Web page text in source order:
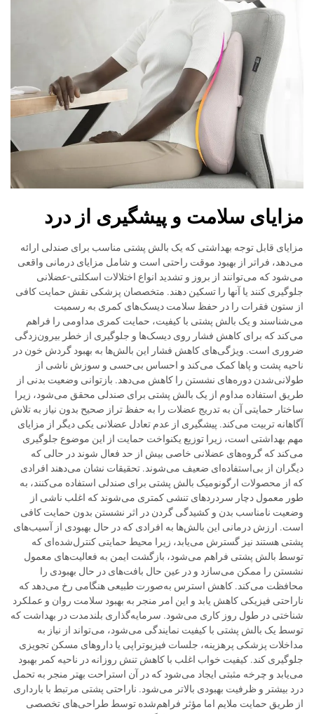
مزایای سلامت و پیشگیری از درد
مزایای قابل توجه بهداشتی که یک بالش پشتی مناسب برای صندلی ارائه
می‌دهد، فراتر از بهبود موقت راحتی است و شامل مزایای درمانی واقعی
می‌شود که می‌توانند از بروز و تشدید انواع اختلالات اسکلتی-عضلانی
جلوگیری کنند یا آنها را تسکین دهند. متخصصان پزشکی نقش حمایت کافی
از ستون فقرات را در حفظ سلامت دیسک‌های کمری به رسمیت
می‌شناسند و یک بالش پشتی با کیفیت، حمایت کمری مداومی را فراهم
می‌کند که برای کاهش فشار روی دیسک‌ها و جلوگیری از خطر بیرون‌زدگی
ضروری است. ویژگی‌های کاهش فشار این بالش‌ها به بهبود گردش خون در
ناحیه پشت و پاها کمک می‌کند و احساس بی‌حسی و سوزش ناشی از
طولانی‌شدن دوره‌های نشستن را کاهش می‌دهد. بازتوانی وضعیت بدنی از
طریق استفاده مداوم از یک بالش پشتی برای صندلی محقق می‌شود، زیرا
ساختار حمایتی آن به تدریج عضلات را به حفظ تراز صحیح بدون نیاز به تلاش
آگاهانه تربیت می‌کند. پیشگیری از عدم تعادل عضلانی یکی دیگر از مزایای
مهم بهداشتی است، زیرا توزیع یکنواخت حمایت از این موضوع جلوگیری
می‌کند که گروه‌های عضلانی خاصی بیش از حد فعال شوند در حالی که
دیگران از بی‌استفاده‌ای ضعیف می‌شوند. تحقیقات نشان می‌دهند افرادی
که از محصولات ارگونومیک بالش پشتی برای صندلی استفاده می‌کنند، به
طور معمول دچار سردردهای تنشی کمتری می‌شوند که اغلب ناشی از
وضعیت نامناسب بدن و کشیدگی گردن در اثر نشستن بدون حمایت کافی
است. ارزش درمانی این بالش‌ها به افرادی که در حال بهبودی از آسیب‌های
پشتی هستند نیز گسترش می‌یابد، زیرا محیط حمایتی کنترل‌شده‌ای که
توسط بالش پشتی فراهم می‌شود، بازگشت ایمن به فعالیت‌های معمول
نشستن را ممکن می‌سازد و در عین حال بافت‌های در حال بهبودی را
محافظت می‌کند. کاهش استرس به‌صورت طبیعی هنگامی رخ می‌دهد که
ناراحتی فیزیکی کاهش یابد و این امر منجر به بهبود سلامت روان و عملکرد
شناختی در طول روز کاری می‌شود. سرمایه‌گذاری بلندمدت در بهداشت که
توسط یک بالش پشتی با کیفیت نمایندگی می‌شود، می‌تواند از نیاز به
مداخلات پزشکی پرهزینه، جلسات فیزیوتراپی یا داروهای مسکن تجویزی
جلوگیری کند. کیفیت خواب اغلب با کاهش تنش روزانه در ناحیه کمر بهبود
می‌یابد و چرخه مثبتی ایجاد می‌شود که در آن استراحت بهتر منجر به تحمل
درد بیشتر و ظرفیت بهبودی بالاتر می‌شود. ناراحتی پشتی مرتبط با بارداری
از طریق حمایت ملایم اما مؤثر فراهم‌شده توسط طراحی‌های تخصصی